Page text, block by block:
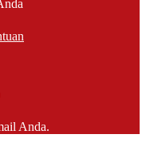
Anda.